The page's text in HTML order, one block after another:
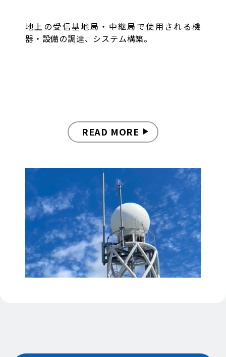
地上の受信基地局・中継局で使用される機
器・設備の調達、システム構築。
READ MORE